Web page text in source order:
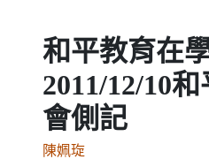
和平教育在
2011/12/10
會側記
陳姵琁